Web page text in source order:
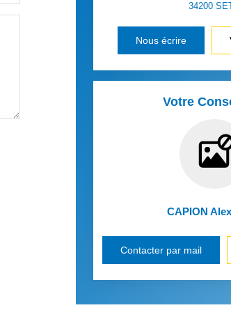
34200
Nous écrire
Votre
CAPION
Contacter par mail